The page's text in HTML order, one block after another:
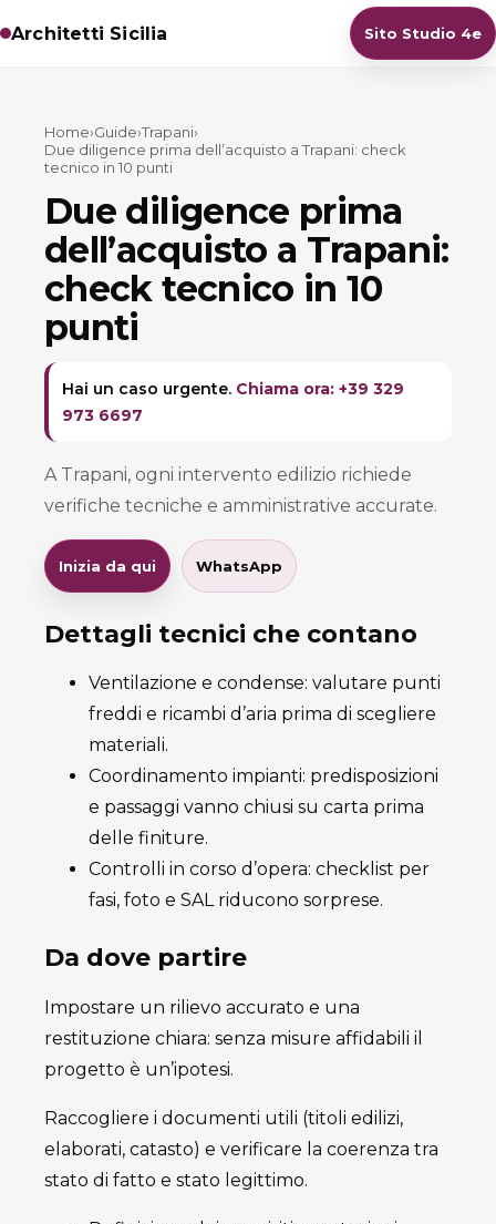
Architetti Sicilia Sito Studio 4e
Home›Guide›Trapani›
Due diligence prima dell’acquisto a Trapani: check
tecnico in 10 punti
Due diligence prima
dell’acquisto a Trapani:
check tecnico in 10
punti
Hai un caso urgente. Chiama ora: +39 329
973 6697
A Trapani, ogni intervento edilizio richiede
verifiche tecniche e amministrative accurate.
Inizia da qui WhatsApp
Dettagli tecnici che contano
Ventilazione e condense: valutare punti
freddi e ricambi d’aria prima di scegliere
materiali.
Coordinamento impianti: predisposizioni
e passaggi vanno chiusi su carta prima
delle finiture.
Controlli in corso d’opera: checklist per
fasi, foto e SAL riducono sorprese.
Da dove partire
Impostare un rilievo accurato e una
restituzione chiara: senza misure affidabili il
progetto è un’ipotesi.
Raccogliere i documenti utili (titoli edilizi,
elaborati, catasto) e verificare la coerenza tra
stato di fatto e stato legittimo.